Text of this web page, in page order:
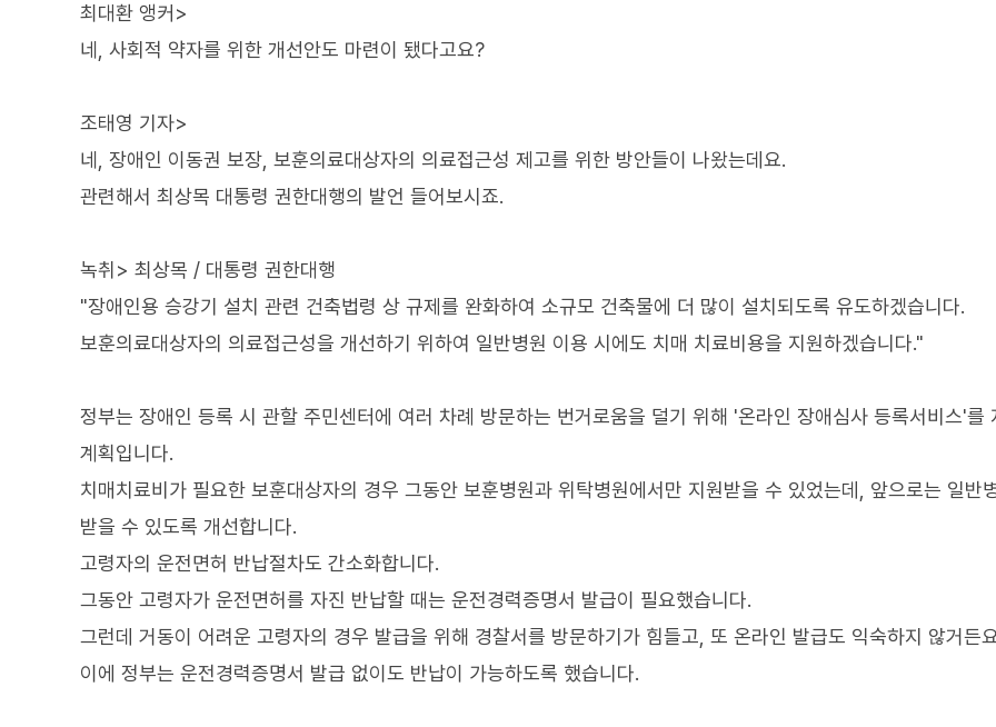
최대환 앵커>
네, 사회적 약자를 위한 개선안도 마련이 됐다고요?
조태영 기자>
네, 장애인 이동권 보장, 보훈의료대상자의 의료접근성 제고를 위한 방안들이 나왔는데요.
관련해서 최상목 대통령 권한대행의 발언 들어보시죠.
녹취> 최상목 / 대통령 권한대행
"장애인용 승강기 설치 관련 건축법령 상 규제를 완화하여 소규모 건축물에 더 많이 설치되도록 유도하겠습니다.
보훈의료대상자의 의료접근성을 개선하기 위하여 일반병원 이용 시에도 치매 치료비용을 지원하겠습니다."
정부는 장애인 등록 시 관할 주민센터에 여러 차례 방문하는 번거로움을 덜기 위해 '온라인 장애심사 등록서비스'를
계획입니다.
치매치료비가 필요한 보훈대상자의 경우 그동안 보훈병원과 위탁병원에서만 지원받을 수 있었는데, 앞으로는 일반
받을 수 있도록 개선합니다.
고령자의 운전면허 반납절차도 간소화합니다.
그동안 고령자가 운전면허를 자진 반납할 때는 운전경력증명서 발급이 필요했습니다.
그런데 거동이 어려운 고령자의 경우 발급을 위해 경찰서를 방문하기가 힘들고, 또 온라인 발급도 익숙하지 않거든
이에 정부는 운전경력증명서 발급 없이도 반납이 가능하도록 했습니다.